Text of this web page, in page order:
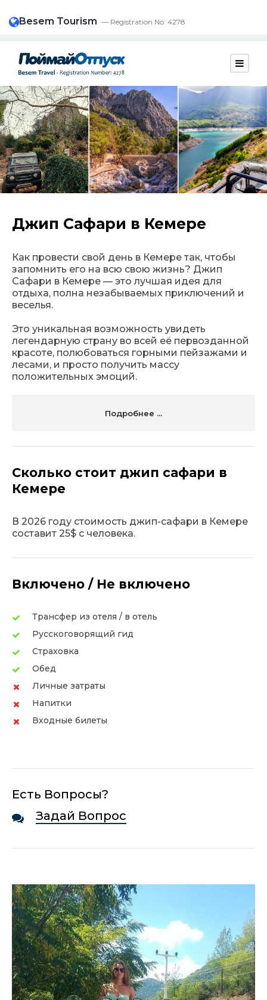
Besem Tourism — Registration No: 4278
Джип Сафари в Кемере
Как провести свой день в Кемере так, чтобы
запомнить его на всю свою жизнь? Джип
Сафари в Кемере — это лучшая идея для
отдыха, полна незабываемых приключений и
веселья.
Это уникальная возможность увидеть
легендарную страну во всей её первозданной
красоте, полюбоваться горными пейзажами и
лесами, и просто получить массу
положительных эмоций.
Подробнее ...
Сколько стоит джип сафари в
Кемере
В 2026 году стоимость джип-сафари в Кемере
составит 25$ с человека.
Включено / Не включено
Трансфер из отеля / в отель
Русскоговорящий гид
Страховка
Обед
Личные затраты
Напитки
Входные билеты
Есть Вопросы?
Задай Вопрос